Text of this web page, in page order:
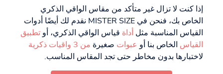
إذا كنت لا تزال غير متأكد من مقاس الواقي الذكري
الخاص بك، فنحن في MISTER SIZE نقدم لك أيضًا أدوات
القياس المناسبة مثل أداة قياس الواقي الذكري، أو تطبيق
القياس الخاص بنا أو عبوات صغيرة من 3 واقيات ذكرية
لاختبارها بدون مخاطر حتى تجد المقاس المناسب.